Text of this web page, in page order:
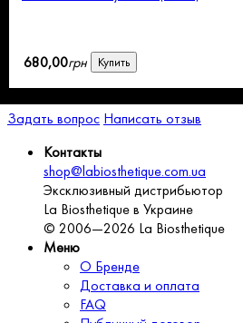
680,00грн Купить
Задать вопрос Написать отзыв
Контакты
shop@labiosthetique.com.ua
Эксклюзивный дистрибьютор
La Biosthetique в Украине
© 2006—2026 La Biosthetique
Меню
О Бренде
Доставка и оплата
FAQ